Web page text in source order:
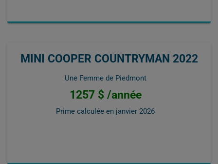
MINI COOPER COUNTRYMAN 2022
Une Femme de Piedmont
1257 $ /année
Prime calculée en janvier 2026